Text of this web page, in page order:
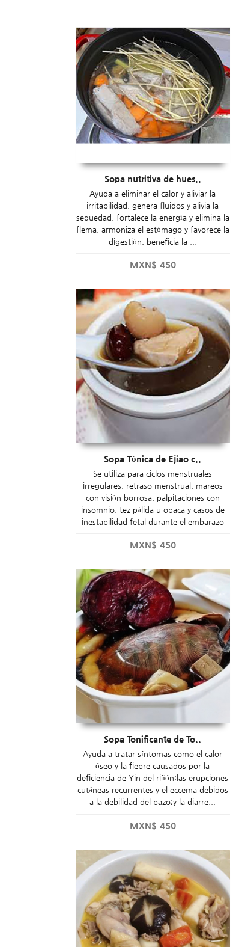
Sopa nutritiva de hues..
Ayuda a eliminar el calor y aliviar la
irritabilidad, genera fluidos y alivia la
sequedad, fortalece la energía y elimina la
flema, armoniza el estómago y favorece la
digestión, beneficia la ...
MXN$ 450
Sopa Tónica de Ejiao c..
Se utiliza para ciclos menstruales
irregulares, retraso menstrual, mareos
con visión borrosa, palpitaciones con
insomnio, tez pálida u opaca y casos de
inestabilidad fetal durante el embarazo
MXN$ 450
Sopa Tonificante de To..
Ayuda a tratar síntomas como el calor
óseo y la fiebre causados por la
deficiencia de Yin del riñón;las erupciones
cutáneas recurrentes y el eccema debidos
a la debilidad del bazo;y la diarre...
MXN$ 450